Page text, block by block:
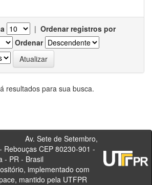
| Ordenar registros por
Ordenar
resultados para sua busca.
Sete de Setembro,
Rebouças CEP 80230-901 -
- PR - Brasil
implementado com
mantido pela UTFPR